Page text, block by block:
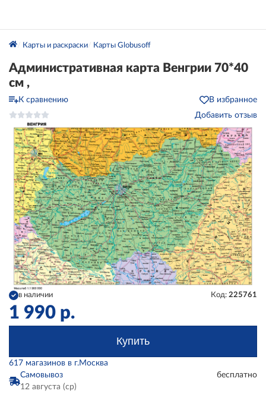
Карты и раскраски Карты Globusoff
Административная карта Венгрии 70*40
см ,
К сравнению
В избранное
Добавить отзыв
в наличии Код: 225761
1 990 р.
Купить
617 магазинов в г.Москва
Самовывоз
12 августа (ср)
бесплатно